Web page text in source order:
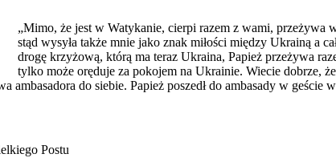
„Mimo, że jest w Watykanie, cierpi razem z wami, przeżywa
stąd wysyła także mnie jako znak miłości między Ukrainą a
drogę krzyżową, którą ma teraz Ukraina, Papież przeżywa
tylko może oręduje za pokojem na Ukrainie. Wiecie dobrze,
ambasadora do siebie. Papież poszedł do ambasady w
Postu